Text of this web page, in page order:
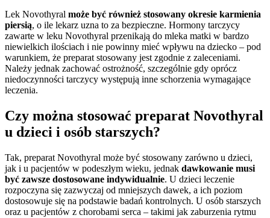
Lek Novothyral może być również stosowany okresie karmienia
piersią, o ile lekarz uzna to za bezpieczne. Hormony tarczycy
zawarte w leku Novothyral przenikają do mleka matki w bardzo
niewielkich ilościach i nie powinny mieć wpływu na dziecko – pod
warunkiem, że preparat stosowany jest zgodnie z zaleceniami.
Należy jednak zachować ostrożność, szczególnie gdy oprócz
niedoczynności tarczycy występują inne schorzenia wymagające
leczenia.
Czy można stosować preparat Novothyral
u dzieci i osób starszych?
Tak, preparat Novothyral może być stosowany zarówno u dzieci,
jak i u pacjentów w podeszłym wieku, jednak dawkowanie musi
być zawsze dostosowane indywidualnie. U dzieci leczenie
rozpoczyna się zazwyczaj od mniejszych dawek, a ich poziom
dostosowuje się na podstawie badań kontrolnych. U osób starszych
oraz u pacjentów z chorobami serca – takimi jak zaburzenia rytmu